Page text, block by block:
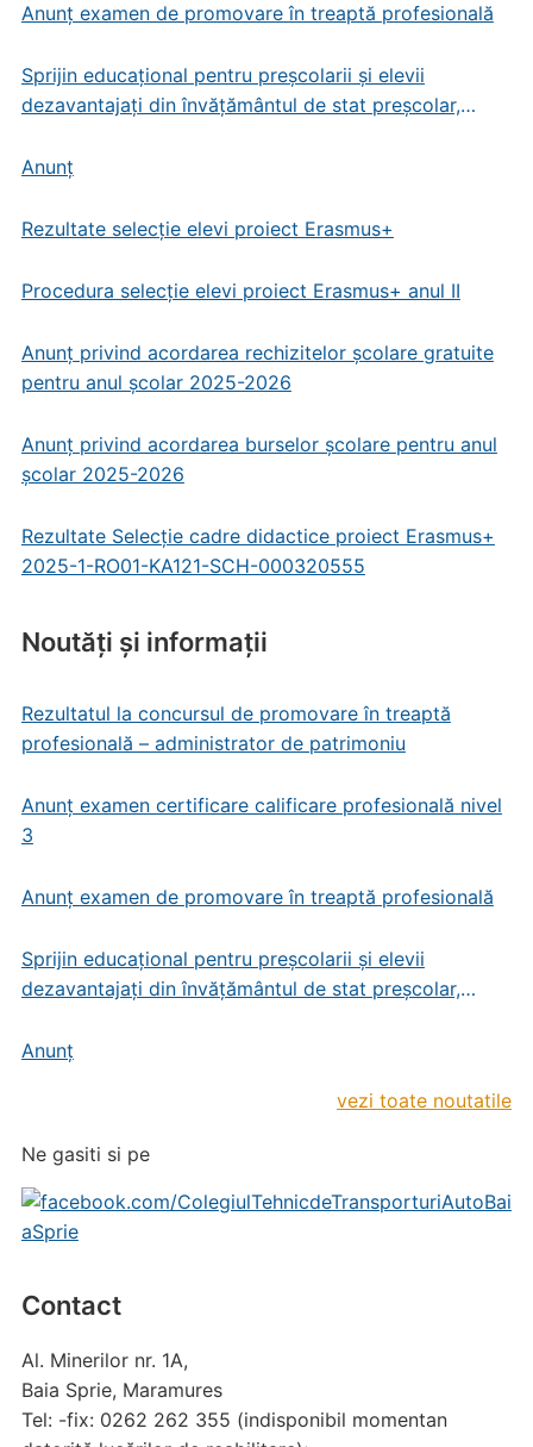
Anunț examen de promovare în treaptă profesională
Sprijin educațional pentru preșcolarii și elevii
dezavantajați din învățământul de stat preșcolar,
Anunț
Rezultate selecție elevi proiect Erasmus+
Procedura selecție elevi proiect Erasmus+ anul II
Anunț privind acordarea rechizitelor școlare gratuite
pentru anul școlar 2025-2026
Anunț privind acordarea burselor școlare pentru anul
școlar 2025-2026
Rezultate Selecție cadre didactice proiect Erasmus+
2025-1-RO01-KA121-SCH-000320555
Noutăți și informații
Rezultatul la concursul de promovare în treaptă
profesională – administrator de patrimoniu
Anunț examen certificare calificare profesională nivel
3
Anunț examen de promovare în treaptă profesională
Sprijin educațional pentru preșcolarii și elevii
dezavantajați din învățământul de stat preșcolar,
Anunț
vezi toate noutatile
Ne gasiti si pe
Contact
Al. Minerilor nr. 1A,
Baia Sprie, Maramures
Tel: -fix: 0262 262 355 (indisponibil momentan